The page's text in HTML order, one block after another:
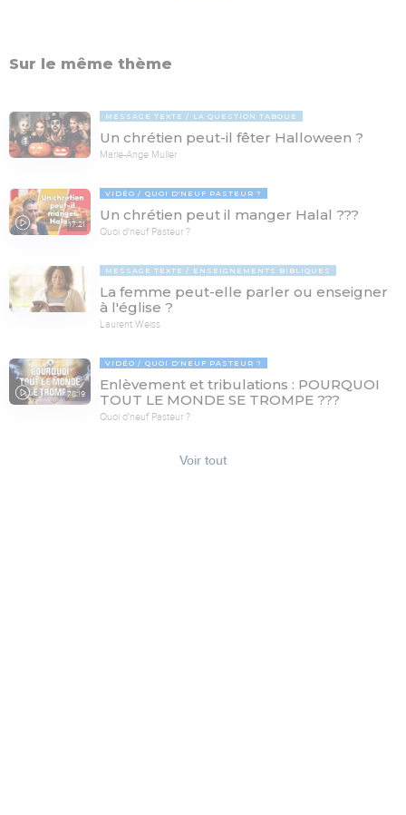
Sur le même thème
MESSAGE TEXTE LA QUESTION TABOUE
Un chrétien peut-il fêter Halloween ?
Marie-Ange Muller
17:21
VIDÉO QUOI D'NEUF PASTEUR ?
Un chrétien peut il manger Halal ???
Quoi d'neuf Pasteur ?
MESSAGE TEXTE ENSEIGNEMENTS BIBLIQUES
La femme peut-elle parler ou enseigner
à l'église ?
Laurent Weiss
78:19
VIDÉO QUOI D'NEUF PASTEUR ?
Enlèvement et tribulations : POURQUOI
TOUT LE MONDE SE TROMPE ???
Quoi d'neuf Pasteur ?
Voir tout